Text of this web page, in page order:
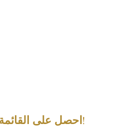
احصل على القائمة والأسعار الآن!